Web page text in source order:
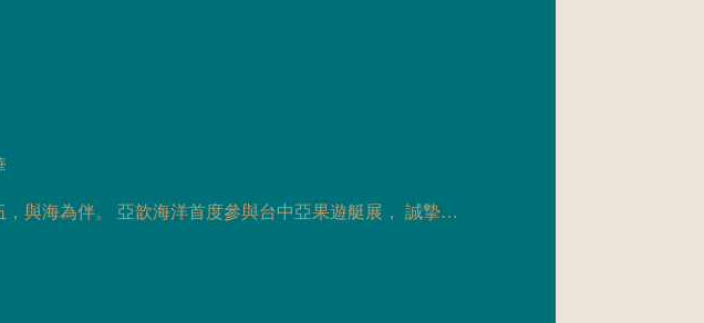
與海為伴。 亞歆海洋首度參與台中亞果遊艇展， 誠摯…